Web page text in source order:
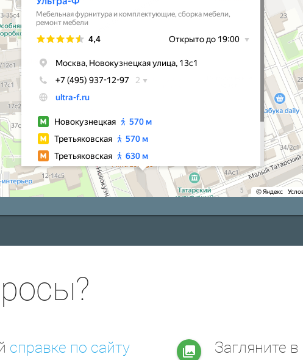
справке по сайту collections Загляните в